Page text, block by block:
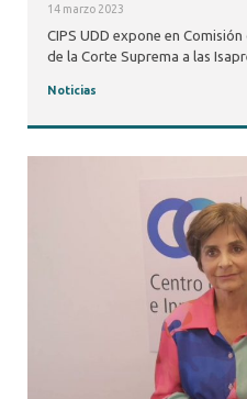
14 marzo 2023
CIPS UDD expone en
de la Corte Suprema a las
Noticias